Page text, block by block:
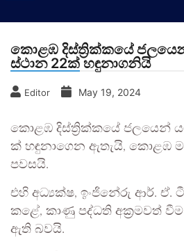
කොළඹ දිස්ත්‍රික්කයේ
ස්ථාන 22ක් හඳුනාගනියි
Editor May 19, 2024
කොළඹ දිස්ත්‍රික්කයේ ජලයෙන්
ක් හඳුනාගෙන ඇතැයි, කොළඹ
පවසයි.
එහි අධ්‍යක්ෂ, ඉංජිනේරු ආර්. ඒ.
කළේ, කාණු පද්ධති අක්‍රමවත්
ඇති බවයි.